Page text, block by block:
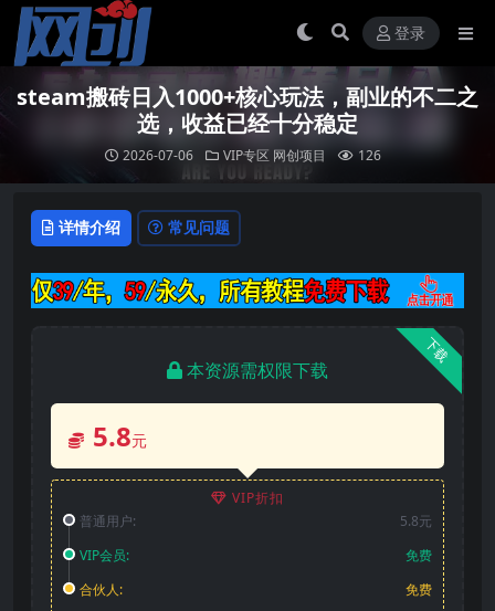
登录
steam搬砖日入1000+核心玩法，副业的不二之
选，收益已经十分稳定
2026-07-06 VIP专区 网创项目 126
详情介绍 常见问题
下载
本资源需权限下载
5.8元
VIP折扣
普通用户:
5.8元
VIP会员:
免费
合伙人:
免费